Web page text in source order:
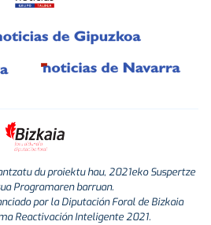
du proiektu hau, 2021eko Suspertze
Programaren barruan.
por la Diputación Foral de Bizkaia
Reactivación Inteligente 2021.